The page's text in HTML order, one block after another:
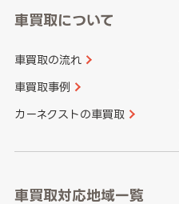
車買取について
車買取の流れ
車買取事例
カーネクストの車買取
車買取対応地域一覧